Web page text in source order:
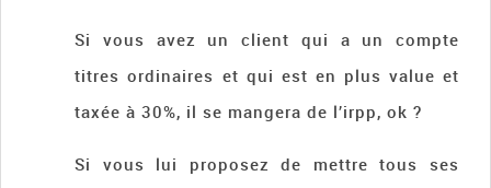
Si vous avez un client qui a un compte
titres ordinaires et qui est en plus value et
taxée à 30%, il se mangera de l’irpp, ok ?
Si vous lui proposez de mettre tous ses